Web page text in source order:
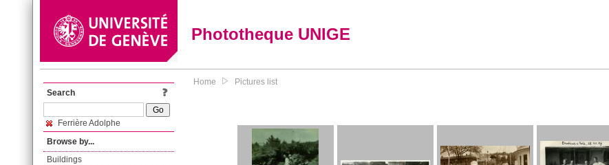
Phototheque UNIGE
Search
Ferrière Adolphe
Browse by...
Buildings
Home Pictures list